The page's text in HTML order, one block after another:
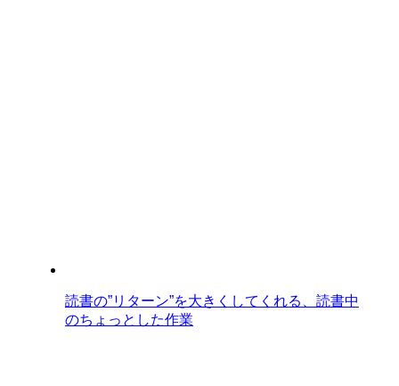
読書の”リターン”を大きくしてくれる、読書中
のちょっとした作業